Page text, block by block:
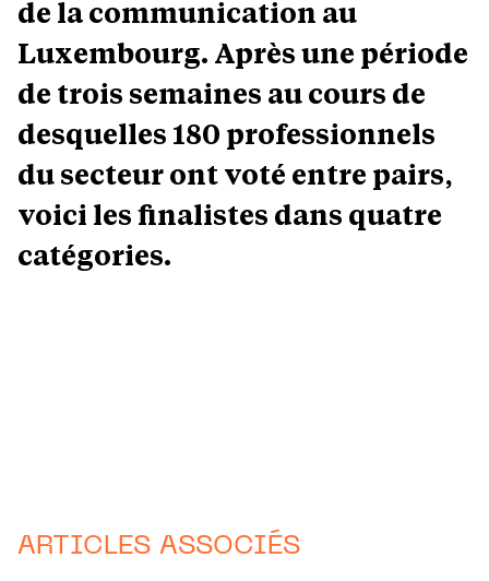
de la communication au
Luxembourg. Après une période
de trois semaines au cours de
desquelles 180 professionnels
du secteur ont voté entre pairs,
voici les finalistes dans quatre
catégories.
ARTICLES ASSOCIÉS